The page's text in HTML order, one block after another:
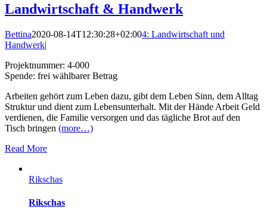
Landwirtschaft & Handwerk
Bettina2020-08-14T12:30:28+02:004: Landwirtschaft und
Handwerk|
Projektnummer: 4-000
Spende: frei wählbarer Betrag
Arbeiten gehört zum Leben dazu, gibt dem Leben Sinn, dem Alltag
Struktur und dient zum Lebensunterhalt. Mit der Hände Arbeit Geld
verdienen, die Familie versorgen und das tägliche Brot auf den
Tisch bringen (more…)
Read More
Rikschas
Rikschas